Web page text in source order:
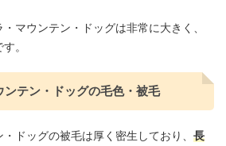
マウンテン・ドッグは非常に大きく、
。
ンテン・ドッグの毛色・被毛
ドッグの被毛は厚く密生しており、 長